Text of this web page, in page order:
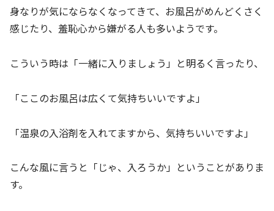
身なりが気にならなくなってきて、お風呂がめんどくさく
感じたり、羞恥心から嫌がる人も多いようです。
こういう時は「一緒に入りましょう」と明るく言ったり、
「ここのお風呂は広くて気持ちいいですよ」
「温泉の入浴剤を入れてますから、気持ちいいですよ」
こんな風に言うと「じゃ、入ろうか」ということがありま
す。